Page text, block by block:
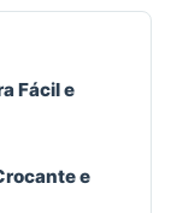
Fácil e
e